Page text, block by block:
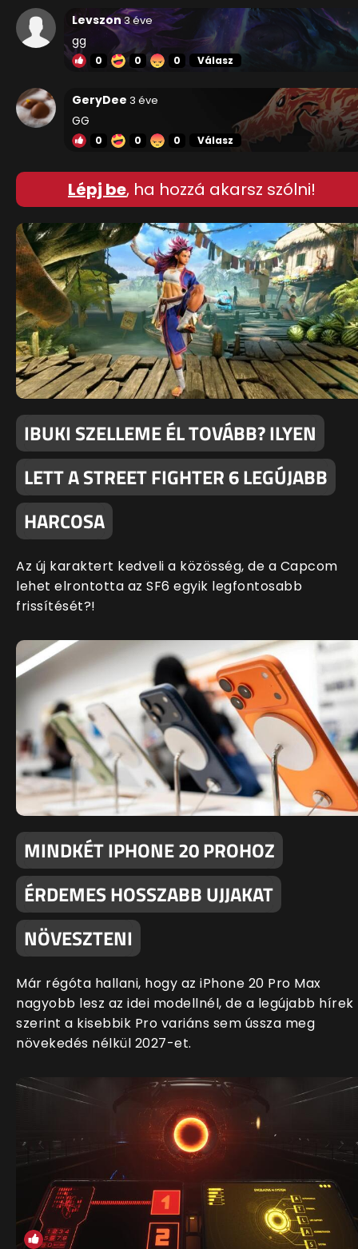
Levszon3 éve
gg
0 0 0 Válasz
GeryDee 3 éve
GG
0 0 0 Válasz
Lépj be, ha hozzá akarsz szólni!
IBUKI SZELLEME ÉL TOVÁBB? ILYEN
LETT A STREET FIGHTER 6 LEGÚJABB
HARCOSA
Az új karaktert kedveli a közösség, de a Capcom
lehet elrontotta az SF6 egyik legfontosabb
frissítését?!
MINDKÉT IPHONE 20 PROHOZ
ÉRDEMES HOSSZABB UJJAKAT
NÖVESZTENI
Már régóta hallani, hogy az iPhone 20 Pro Max
nagyobb lesz az idei modellnél, de a legújabb hírek
szerint a kisebbik Pro variáns sem ússza meg
növekedés nélkül 2027-et.